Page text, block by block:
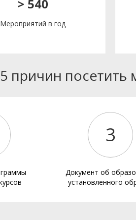
> 540
Мероприятий в год
5 причин посетить
3
Документ об
установленного